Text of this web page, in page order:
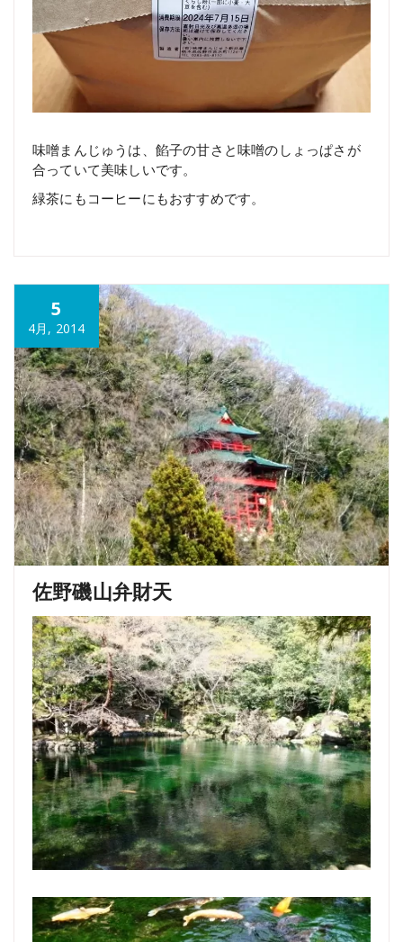
味噌まんじゅうは、餡子の甘さと味噌のしょっぱさが
合っていて美味しいです。
緑茶にもコーヒーにもおすすめです。
5
4月, 2014
佐野磯山弁財天